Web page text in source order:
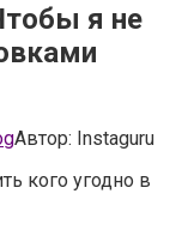
я не
Автор: Instaguru
кого угодно в